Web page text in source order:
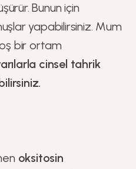
Bunun için
yapabilirsiniz. Mum
bir ortam
cinsel tahrik
oksitosin